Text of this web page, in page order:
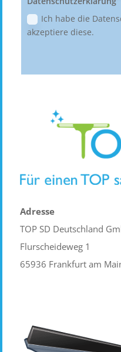
Ich habe die
akzeptiere diese.
Adresse
TOP SD Deutschland
Flurscheideweg 1
65936 Frankfurt am